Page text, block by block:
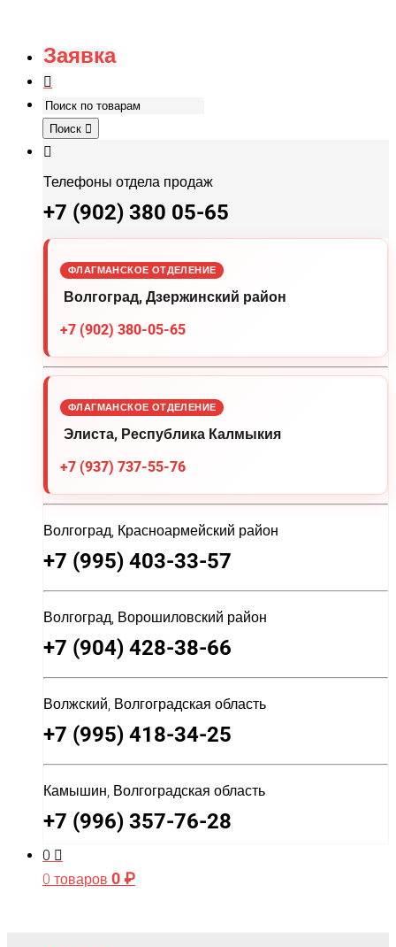
Заявка
Поиск
Телефоны отдела продаж
+7 (902) 380 05-65
ФЛАГМАНСКОЕ ОТДЕЛЕНИЕ
Волгоград, Дзержинский район
+7 (902) 380-05-65
ФЛАГМАНСКОЕ ОТДЕЛЕНИЕ
Элиста, Республика Калмыкия
+7 (937) 737-55-76
Волгоград, Красноармейский район
+7 (995) 403-33-57
Волгоград, Ворошиловский район
+7 (904) 428-38-66
Волжский, Волгоградская область
+7 (995) 418-34-25
Камышин, Волгоградская область
+7 (996) 357-76-28
0
0 товаров 0 ₽